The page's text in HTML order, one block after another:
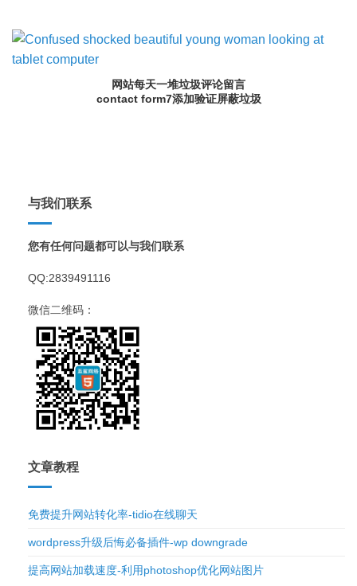
网站每天一堆垃圾评论留言
contact form7添加验证屏蔽垃圾
与我们联系
您有任何问题都可以与我们联系
QQ:2839491116
微信二维码：
文章教程
免费提升网站转化率-tidio在线聊天
wordpress升级后悔必备插件-wp downgrade
提高网站加载速度-利用photoshop优化网站图片